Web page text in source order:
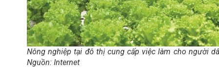
Nông nghiệp tại đô thị cung cấp việc làm cho người
Nguồn: Internet